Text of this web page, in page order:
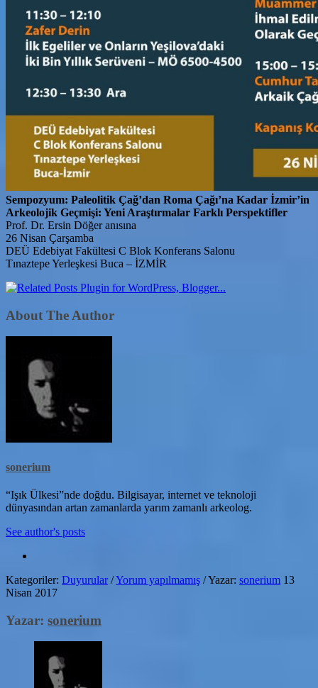
Sempozyum: Paleolitik Çağ’dan Roma Çağı’na Kadar İzmir’in
Arkeolojik Geçmişi: Yeni Araştırmalar Farklı Perspektifler
Prof. Dr. Ersin Döğer anısına
26 Nisan Çarşamba
DEÜ Edebiyat Fakültesi C Blok Konferans Salonu
Tınaztepe Yerleşkesi Buca – İZMİR
About The Author
sonerium
“Işık Ülkesi”nde doğdu. Bilgisayar, internet ve teknoloji
dünyasından artan zamanlarda yarım zamanlı arkeolog.
See author's posts
Kategoriler: Duyurular /Yorum yapılmamış /Yazar: sonerium 13
Nisan 2017
Yazar: sonerium